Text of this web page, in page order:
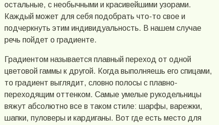
остальные, с необычными и красивейшими узорами.
Каждый может для себя подобрать что-то свое и
подчеркнуть этим индивидуальность. В нашем случае
речь пойдет о градиенте.
Градиентом называется плавный переход от одной
цветовой гаммы к другой. Когда выполняешь его спицами,
то градиент выглядит, словно полосы с плавно-
переходящим оттенком. Самые умелые рукодельницы
вяжут абсолютно все в таком стиле: шарфы, варежки,
шапки, пуловеры и кардиганы. Вот где есть место для